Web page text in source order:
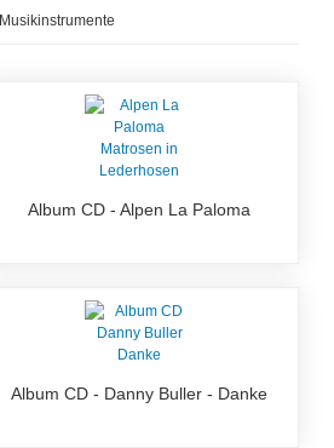
Musikinstrumente
Album CD - Alpen La Paloma
Album CD - Danny Buller - Danke